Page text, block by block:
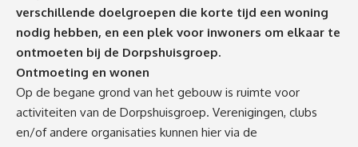
verschillende doelgroepen die korte tijd een woning
nodig hebben, en een plek voor inwoners om elkaar te
ontmoeten bij de Dorpshuisgroep.
Ontmoeting en wonen
Op de begane grond van het gebouw is ruimte voor
activiteiten van de Dorpshuisgroep. Verenigingen, clubs
en/of andere organisaties kunnen hier via de